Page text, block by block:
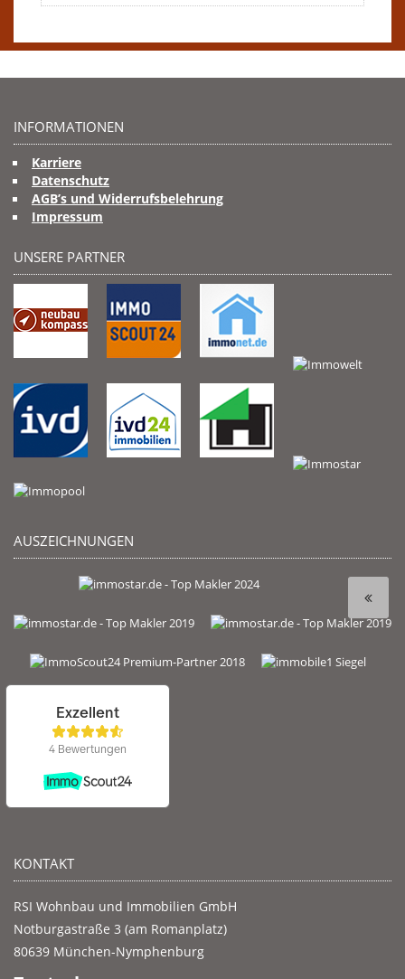
INFORMATIONEN
Karriere
Datenschutz
AGB’s und Widerrufsbelehrung
Impressum
UNSERE PARTNER
AUSZEICHNUNGEN
KONTAKT
RSI Wohnbau und Immobilien GmbH
Notburgastraße 3 (am Romanplatz)
80639 München-Nymphenburg